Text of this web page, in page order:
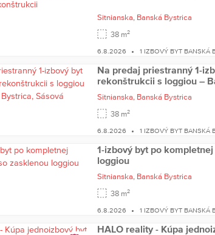
Sitnianska, Banská Bystrica
38 m2
6.8.2026 1 IZBOVÝ BYT BANSKÁ
Na predaj priestranný 1-
rekonštrukcii s loggiou –
Sitnianska, Banská Bystrica
38 m2
6.8.2026 1 IZBOVÝ BYT BANSKÁ
1-izbový byt po
loggiou
Sitnianska, Banská Bystrica
38 m2
6.8.2026 1 IZBOVÝ BYT BANSKÁ
HALO reality - Kúpa